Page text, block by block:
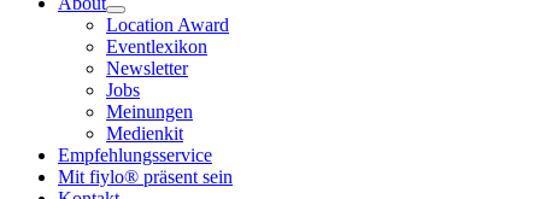
Location Award
Eventlexikon
Newsletter
Jobs
Meinungen
Medienkit
Empfehlungsservice
Mit fiylo® präsent sein